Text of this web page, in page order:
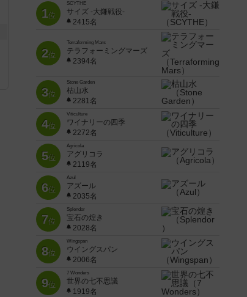
1位
SCYTHE
サイズ -大鎌戦役-
2415名
2位
Terraforming Mars
テラフォーミングマーズ
2394名
3位
Stone Garden
枯山水
2281名
4位
Viticulture
ワイナリーの四季
2272名
5位
Agricola
アグリコラ
2119名
6位
Azul
アズール
2035名
7位
Splendor
宝石の煌き
2028名
8位
Wingspan
ウイングスパン
2006名
9位
7 Wonders
世界の七不思議
1919名